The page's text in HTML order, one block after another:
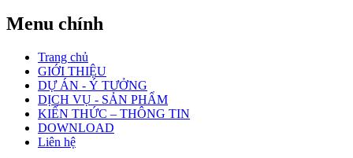
Menu chính
Trang chủ
GIỚI THIỆU
DỰ ÁN - Ý TƯỞNG
DỊCH VỤ - SẢN PHẨM
KIẾN THỨC – THÔNG TIN
DOWNLOAD
Liên hệ